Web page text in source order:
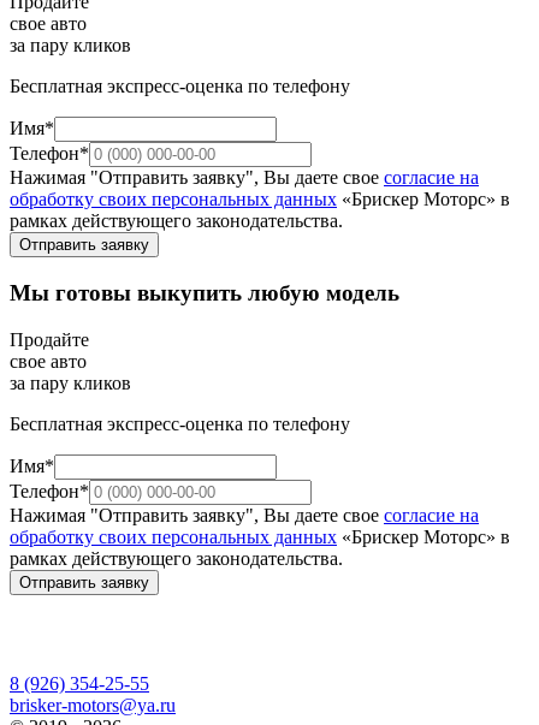
свое авто
за пару кликов
Бесплатная экспресс-оценка по телефону
Имя*
Телефон*
Нажимая "Отправить заявку", Вы даете свое согласие на
обработку своих персональных данных «Брискер Моторс» в
рамках действующего законодательства.
Отправить заявку
Мы готовы выкупить любую модель
Продайте
свое авто
за пару кликов
Бесплатная экспресс-оценка по телефону
Имя*
Телефон*
Нажимая "Отправить заявку", Вы даете свое согласие на
обработку своих персональных данных «Брискер Моторс» в
рамках действующего законодательства.
Отправить заявку
8 (926) 354-25-55
brisker-motors@ya.ru